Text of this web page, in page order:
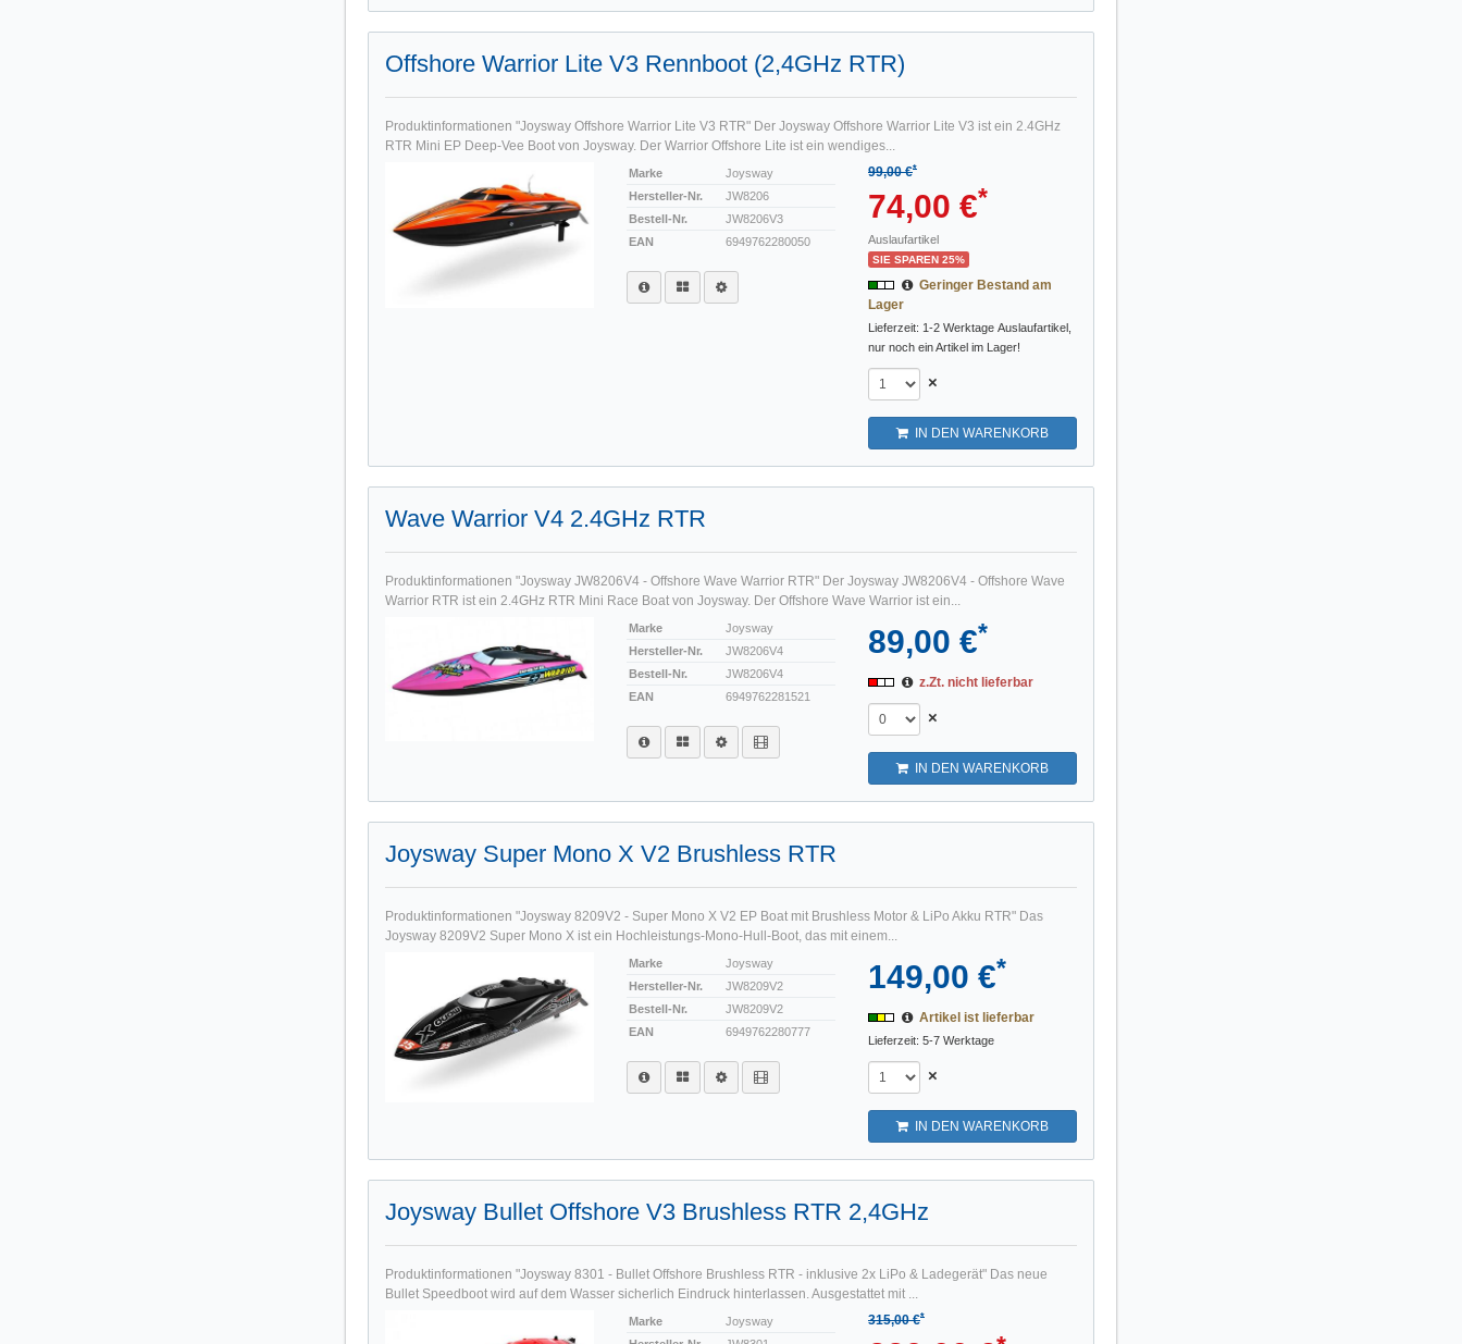
Offshore Warrior Lite V3 Rennboot (2,4GHz RTR)
Produktinformationen "Joysway Offshore Warrior Lite V3 RTR" Der Joysway Offshore Warrior Lite V3 ist ein 2.4GHz
RTR Mini EP Deep-Vee Boot von Joysway. Der Warrior Offshore Lite ist ein wendiges...
Marke
Joysway
Hersteller-Nr.
JW8206
Bestell-Nr.
JW8206V3
EAN
6949762280050
99,00 €*
74,00 €*
Auslaufartikel
SIE SPAREN 25%
Geringer Bestand am
Lager
Lieferzeit: 1-2 Werktage Auslaufartikel,
nur noch ein Artikel im Lager!
×
IN DEN WARENKORB
Wave Warrior V4 2.4GHz RTR
Produktinformationen "Joysway JW8206V4 - Offshore Wave Warrior RTR" Der Joysway JW8206V4 - Offshore Wave
Warrior RTR ist ein 2.4GHz RTR Mini Race Boat von Joysway. Der Offshore Wave Warrior ist ein...
Marke
Joysway
Hersteller-Nr.
JW8206V4
Bestell-Nr.
JW8206V4
EAN
6949762281521
89,00 €*
z.Zt. nicht lieferbar
×
IN DEN WARENKORB
Joysway Super Mono X V2 Brushless RTR
Produktinformationen "Joysway 8209V2 - Super Mono X V2 EP Boat mit Brushless Motor & LiPo Akku RTR" Das
Joysway 8209V2 Super Mono X ist ein Hochleistungs-Mono-Hull-Boot, das mit einem...
Marke
Joysway
Hersteller-Nr.
JW8209V2
Bestell-Nr.
JW8209V2
EAN
6949762280777
149,00 €*
Artikel ist lieferbar
Lieferzeit: 5-7 Werktage
×
IN DEN WARENKORB
Joysway Bullet Offshore V3 Brushless RTR 2,4GHz
Produktinformationen "Joysway 8301 - Bullet Offshore Brushless RTR - inklusive 2x LiPo & Ladegerät" Das neue
Bullet Speedboot wird auf dem Wasser sicherlich Eindruck hinterlassen. Ausgestattet mit ...
Marke
Joysway
315,00 €*